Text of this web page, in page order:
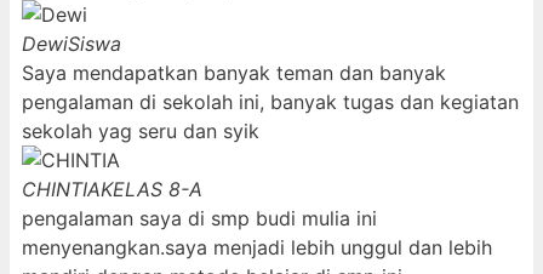
DewiSiswa
Saya mendapatkan banyak teman dan banyak
pengalaman di sekolah ini, banyak tugas dan kegiatan
sekolah yag seru dan syik
CHINTIAKELAS 8-A
pengalaman saya di smp budi mulia ini
menyenangkan.saya menjadi lebih unggul dan lebih